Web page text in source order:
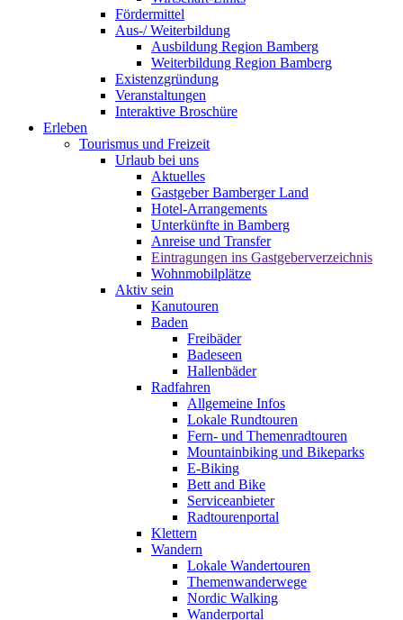
Fördermittel
Aus-/ Weiterbildung
Ausbildung Region Bamberg
Weiterbildung Region Bamberg
Existenzgründung
Veranstaltungen
Interaktive Broschüre
Erleben
Tourismus und Freizeit
Urlaub bei uns
Aktuelles
Gastgeber Bamberger Land
Hotel-Arrangements
Unterkünfte in Bamberg
Anreise und Transfer
Eintragungen ins Gastgeberverzeichnis
Wohnmobilplätze
Aktiv sein
Kanutouren
Baden
Freibäder
Badeseen
Hallenbäder
Radfahren
Allgemeine Infos
Lokale Rundtouren
Fern- und Themenradtouren
Mountainbiking und Bikeparks
E-Biking
Bett and Bike
Serviceanbieter
Radtourenportal
Klettern
Wandern
Lokale Wandertouren
Themenwanderwege
Nordic Walking
Wanderportal